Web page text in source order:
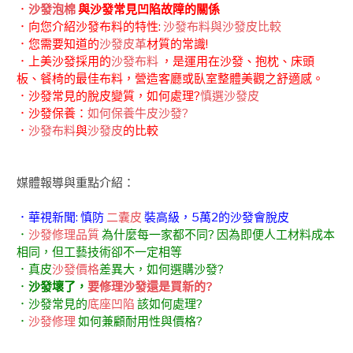
． 沙發泡棉與沙發常見凹陷故障的關係
．向您介紹沙發布料的特性: 沙發布料與沙發皮比較
．您需要知道的沙發皮革材質的常識!
．上美沙發採用的沙發布料 ，是運用在沙發、抱枕、床頭
板、餐椅的最佳布料，營造客廳或臥室整體美觀之舒適感。
．沙發常見的脫皮變質，如何處理?慎選沙發皮
．沙發保養： 如何保養牛皮沙發?
． 沙發布料與沙發皮的比較
媒體報導與重點介紹：
．華視新聞: 慎防二囊皮 裝高級，5萬2的沙發會脫皮
． 沙發修理品質為什麼每一家都不同? 因為即便人工材料成本
相同，但工藝技術卻不一定相等
．真皮沙發價格差異大，如何選購沙發?
． 沙發壞了， 要修理沙發還是買新的?
．沙發常見的底座凹陷 該如何處理?
． 沙發修理 如何兼顧耐用性與價格?